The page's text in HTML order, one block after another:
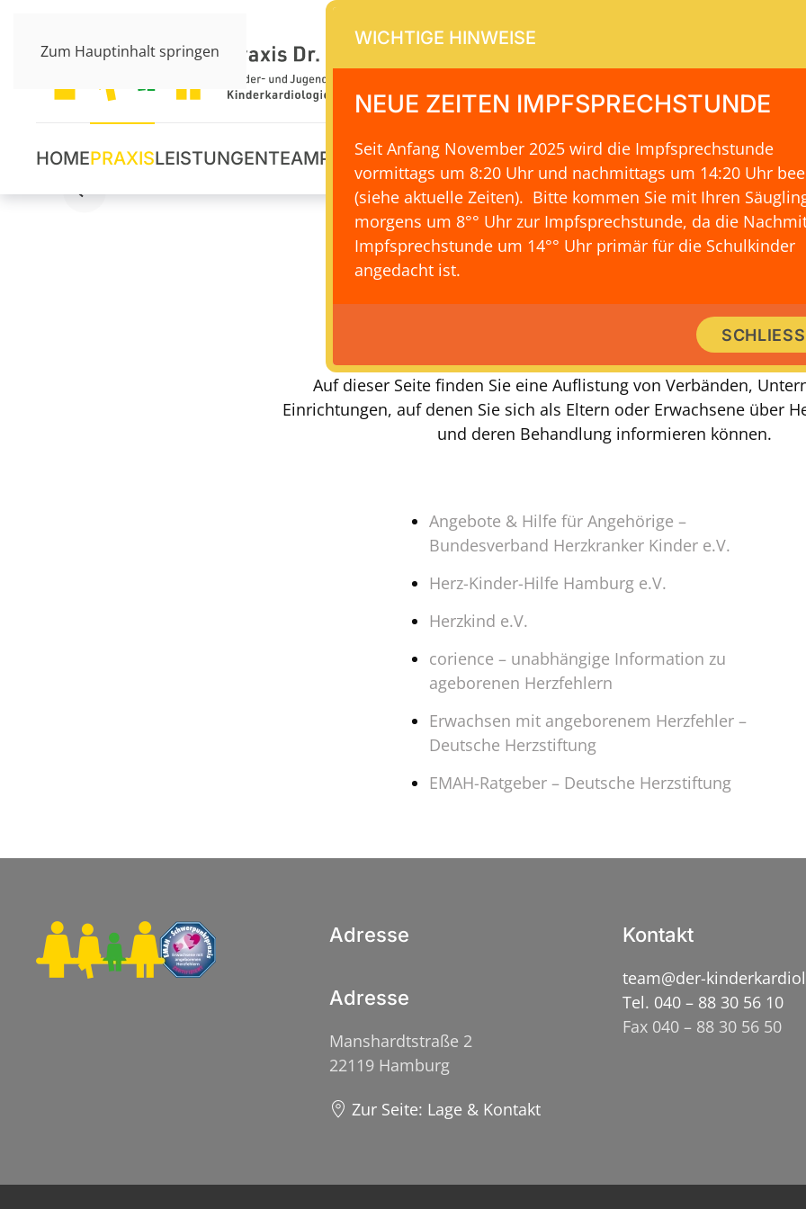
Zum Hauptinhalt springen
HOMEPRAXISLEISTUNGENTEAMPRAXISSERVICEKONTAKT & LAGE
Links rund um das Thema Herzfehler für
und Erwachsene
Auf dieser Seite finden Sie eine Auflistung von Verbänden,
Einrichtungen, auf denen Sie sich als Eltern oder Erwachsene über
und deren Behandlung informieren können.
Angebote & Hilfe für Angehörige –
Bundesverband Herzkranker Kinder e.V.
Herz-Kinder-Hilfe Hamburg e.V.
Herzkind e.V.
corience – unabhängige Information zu
ageborenen Herzfehlern
Erwachsen mit angeborenem Herzfehler –
Deutsche Herzstiftung
EMAH-Ratgeber – Deutsche Herzstiftung
Adresse
Adresse
Manshardtstraße 2
22119 Hamburg
Zur Seite: Lage & Kontakt
Kontakt
team@der-
Tel. 040 – 88 30 56 10
Fax 040 – 88 30 56 50
WICHTIGE HINWEISE
NEUE ZEITEN IMPFSPRECHSTUNDE
Seit Anfang November 2025 wird die Impfsprechstunde
vormittags um 8:20 Uhr und nachmittags um 14:20 Uhr
(siehe aktuelle Zeiten). Bitte kommen Sie mit Ihren
morgens um 8°° Uhr zur Impfsprechstunde, da die
Impfsprechstunde um 14°° Uhr primär für die Schulkinder
angedacht ist.